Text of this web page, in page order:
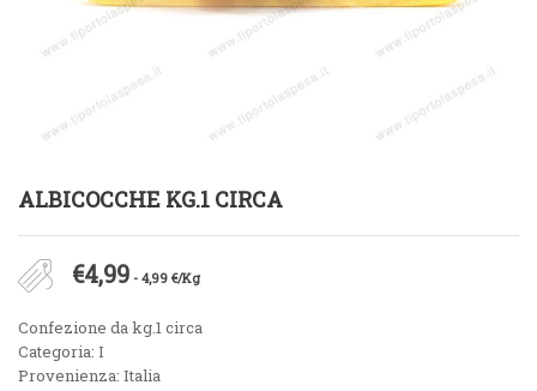
ALBICOCCHE KG.1 CIRCA
€4,99 - 4,99 €/Kg
Confezione da kg.1 circa
Categoria: I
Provenienza: Italia